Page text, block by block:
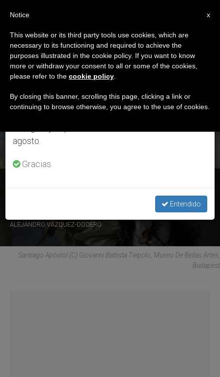
ETIQUETA
Posts Tagged
‘leyenda’
ÚLTIMAS NOTICIAS
ALEJANDRO VÁZQUEZ-DODERO
Santiago Apóstol (C) Giovanni Battista Tiepolo, Museo De Bellas Artes,
Budapest
×
Aviso importante
Del 27 de julio al 7 de agosto haremos la pausa
anual, aprovechando que en el periodo de verano
se generan menos informaciones y también el
agosto.
Gracias.
Entendido
x
Notice
This website or its third party tools use cookies, which are
necessary to its functioning and required to achieve the
purposes illustrated in the cookie policy. If you want to know
more or withdraw your consent to all or some of the cookies,
please refer to the cookie policy
By closing this banner, scrolling this page, clicking a link or
continuing to browse otherwise, you agree to the use of cookies.